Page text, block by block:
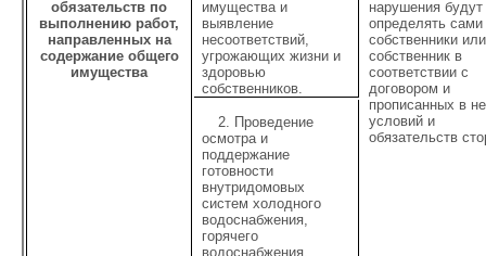
обязательств по
выполнению работ,
направленных на
содержание общего
имущества
имущества и
выявление
несоответствий,
угрожающих жизни и
здоровью
собственников.
нарушения будут
определять сами
собственники или
собственник в
соответствии с
договором и
прописанных в
условий и
обязательств
2. Проведение
осмотра и
поддержание
готовности
внутридомовых
систем холодного
водоснабжения,
горячего
водоснабжения,